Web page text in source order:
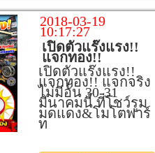
2018-03-19
10:17:27
เปิดตัวแร๊งแรง!!
แจกทอง!!
เปิดตัวแร๊งแรง!!
แจกทอง!! แจกจริง
ไม่มีอั้น 30-31
มีนาคมนี้ ที่โชว์รูม
มดแดง&โมโตพาร์
ท